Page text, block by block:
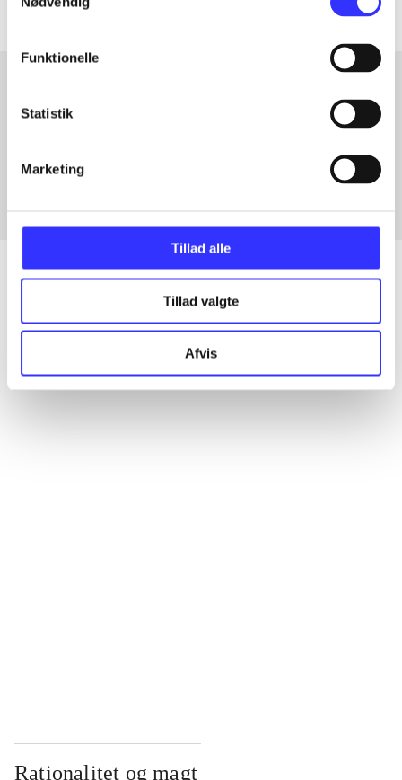
Funktionelle
Statistik
Marketing
Tillad alle
Tillad valgte
Afvis
Artikler med samme emner
Artikler
Alle registrerede artikler fordelt på udgivelser
Rationalitet og magt